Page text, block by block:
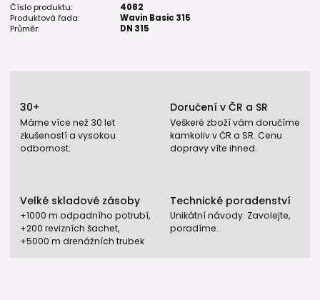
Číslo produktu:
4082
Produktová řada:
Wavin Basic 315
Průměr:
DN 315
30+
Máme více než 30 let
zkušeností a vysokou
odbornost.
Doručení v ČR a SR
Veškeré zboží vám doručíme
kamkoliv v ČR a SR. Cenu
dopravy víte ihned.
Velké skladové zásoby
+1000 m odpadního potrubí,
+200 revizních šachet,
+5000 m drenážních trubek
Technické poradenství
Unikátní návody. Zavolejte,
poradíme.